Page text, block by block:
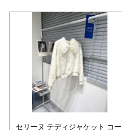
セリーヌ テディジャケット コー